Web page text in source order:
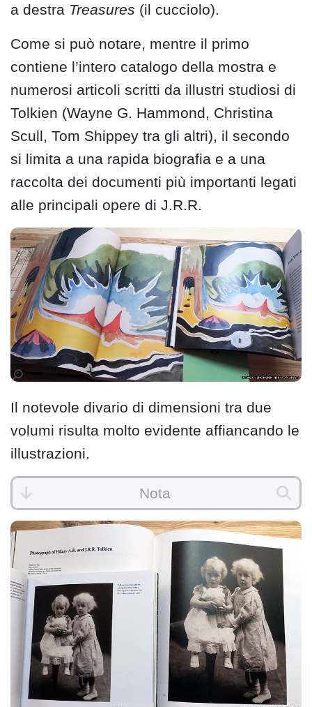
a destra Treasures (il cucciolo).
Come si può notare, mentre il primo
contiene l’intero catalogo della mostra e
numerosi articoli scritti da illustri studiosi di
Tolkien (Wayne G. Hammond, Christina
Scull, Tom Shippey tra gli altri), il secondo
si limita a una rapida biografia e a una
raccolta dei documenti più importanti legati
alle principali opere di J.R.R.
Il notevole divario di dimensioni tra due
volumi risulta molto evidente affiancando le
illustrazioni.
Nota